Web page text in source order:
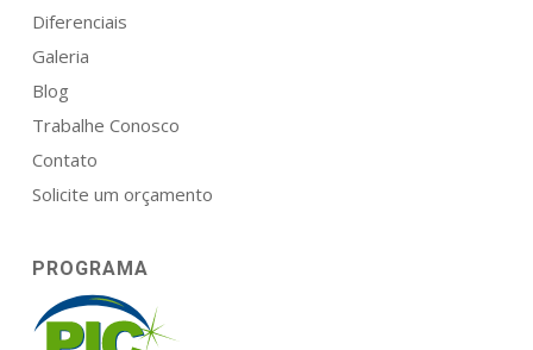
Diferenciais
Galeria
Blog
Trabalhe Conosco
Contato
Solicite um orçamento
PROGRAMA